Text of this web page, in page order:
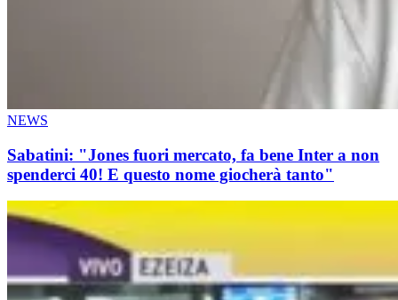
NEWS
Sabatini: "Jones fuori mercato, fa bene Inter a non
spenderci 40! E questo nome giocherà tanto"